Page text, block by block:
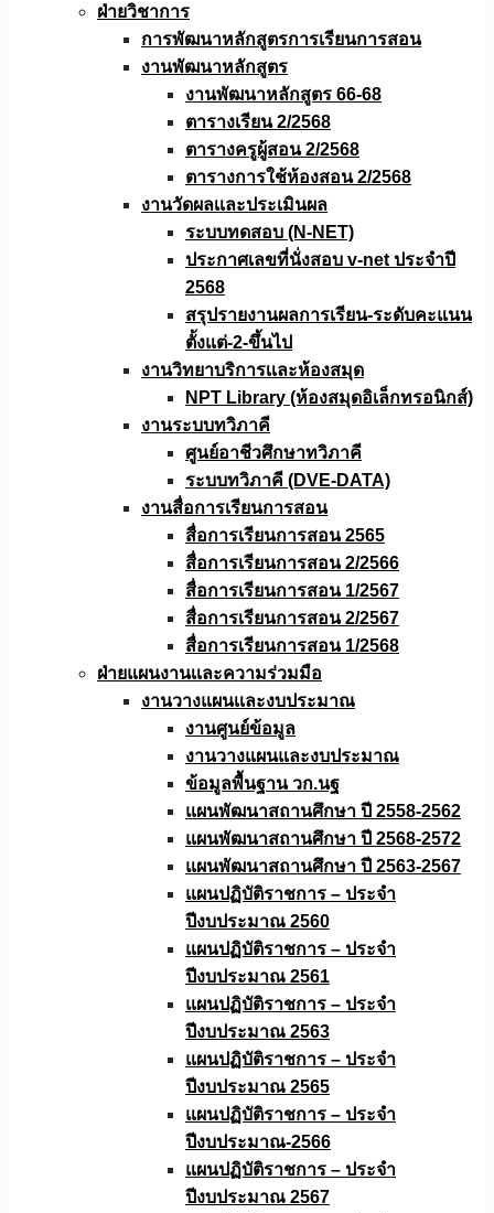
ฝ่ายวิชาการ
การพัฒนาหลักสูตรการเรียนการสอน
งานพัฒนาหลักสูตร
งานพัฒนาหลักสูตร 66-68
ตารางเรียน 2/2568
ตารางครูผู้สอน 2/2568
ตารางการใช้ห้องสอน 2/2568
งานวัดผลเเละประเมินผล
ระบบทดสอบ (N-NET)
ประกาศเลขที่นั่งสอบ v-net ประจำปี
2568
สรุปรายงานผลการเรียน-ระดับคะแนน
ตั้งแต่-2-ขึ้นไป
งานวิทยาบริการเเละห้องสมุด
NPT Library (ห้องสมุดอิเล็กทรอนิกส์)
งานระบบทวิภาคี
ศูนย์อาชีวศึกษาทวิภาคี
ระบบทวิภาคี (DVE-DATA)
งานสื่อการเรียนการสอน
สื่อการเรียนการสอน 2565
สื่อการเรียนการสอน 2/2566
สื่อการเรียนการสอน 1/2567
สื่อการเรียนการสอน 2/2567
สื่อการเรียนการสอน 1/2568
ฝ่ายแผนงานเเละความร่วมมือ
งานวางแผนเเละงบประมาณ
งานศูนย์ข้อมูล
งานวางแผนและงบประมาณ
ข้อมูลพื้นฐาน วก.นฐ
แผนพัฒนาสถานศึกษา ปี 2558-2562
แผนพัฒนาสถานศึกษา ปี 2568-2572
แผนพัฒนาสถานศึกษา ปี 2563-2567
แผนปฏิบัติราชการ – ประจำ
ปีงบประมาณ 2560
แผนปฏิบัติราชการ – ประจำ
ปีงบประมาณ 2561
แผนปฏิบัติราชการ – ประจำ
ปีงบประมาณ 2563
แผนปฏิบัติราชการ – ประจำ
ปีงบประมาณ 2565
แผนปฏิบัติราชการ – ประจำ
ปีงบประมาณ-2566
แผนปฏิบัติราชการ – ประจำ
ปีงบประมาณ 2567